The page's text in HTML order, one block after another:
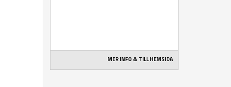
MER INFO & TILL HEMSIDA